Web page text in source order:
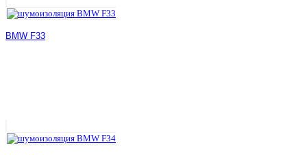
BMW F33